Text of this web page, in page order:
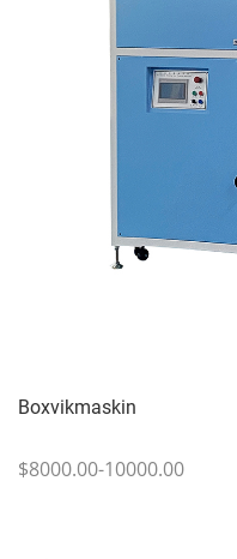
Boxvikmaskin
$8000.00-10000.00